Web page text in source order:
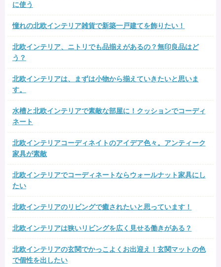
に使う
憧れの北欧インテリア雑貨で新築一戸建てを飾りたい！
北欧インテリア、ニトリでも品揃えがあるの？無印良品はど
う？
北欧インテリアは、まずは小物から揃えていきたいと思いま
す。
水槽と北欧インテリアで素敵な部屋に！クッションでコーディ
ネート
北欧インテリアコーディネイトのアイデア色々。アンティーク
家具が素敵
北欧インテリアでコーディネートならウォールナット家具にし
たい
北欧インテリアのリビングで癒されたいと思っています！
北欧インテリアは狭いリビングを広く見せる働きがある？
北欧インテリアの玄関でかっこよくお出迎え！玄関マットの色
で個性を出したい